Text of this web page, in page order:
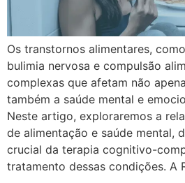
Os transtornos alimentares,
bulimia nervosa e compulsão
complexas que afetam não
também a saúde mental e
Neste artigo, exploraremos a
de alimentação e saúde mental,
crucial da terapia cognitivo-
tratamento dessas condições. A